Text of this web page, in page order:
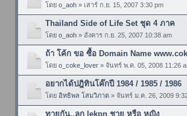
โดย o_aoh» เสาร์ ก.ย. 15, 2007 3:30 pm
Thailand Side of Life Set ชุด 4 ภาค
โดย o_aoh» อังคาร ก.ย. 25, 2007 10:38 am
ถ้า โค้ก ขอ ซื้อ Domain Name
โดย o_coke_lover» จันทร์ พ.ค. 05, 2008 11:26
อยากได้ปฎิทินโค๊กปี 1984 / 1985 / 1986
โดย อิทธิพล โสมวิภาต» จันทร์ ม.ค. 26, 2009
ทายกัน..ลูก lekpn ชาย หรือ หญิง